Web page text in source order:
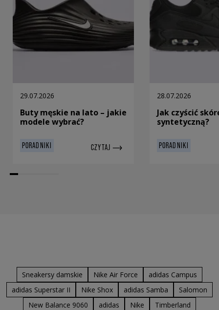
29.07.2026
Buty męskie na lato – jakie
modele wybrać?
PORADNIKI CZYTAJ
28.07.2026
Jak czyścić
syntetyczną?
PORADNIKI
Sneakersy damskie Nike Air Force
adidas Campus
adidas Superstar II
Nike Shox adidas Samba
Salomon
New Balance 9060
adidas Nike
Timberland